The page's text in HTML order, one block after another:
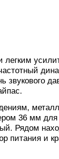
36 мм
Рядом
питания